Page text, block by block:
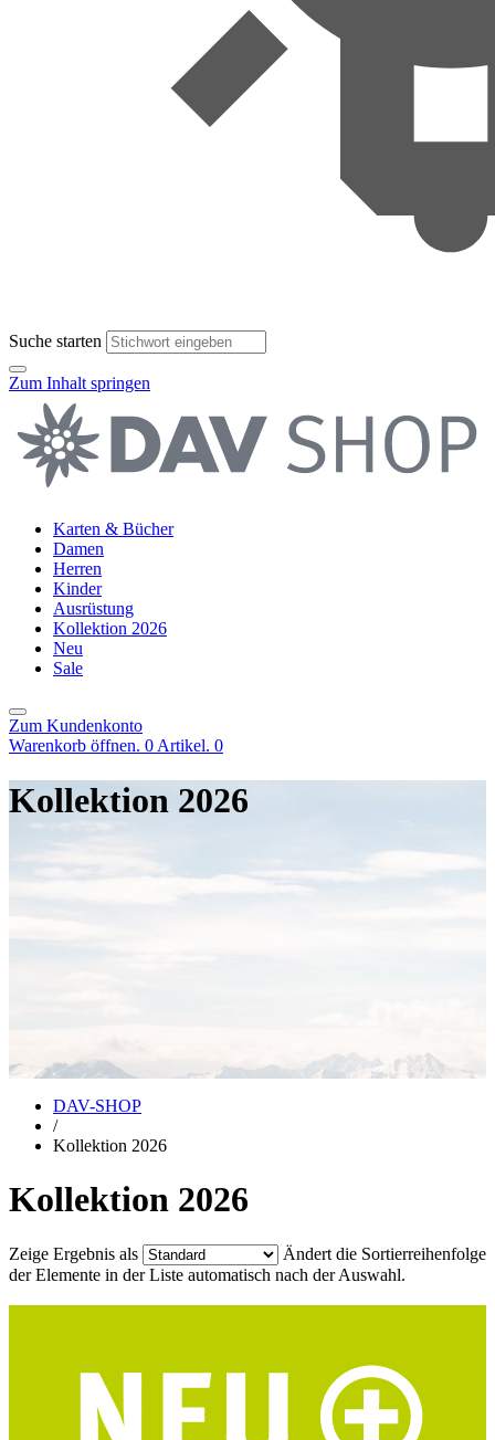
Suche starten
Zum Inhalt springen
Karten & Bücher
Damen
Herren
Kinder
Ausrüstung
Kollektion 2026
Neu
Sale
Zum Kundenkonto
Warenkorb öffnen. 0 Artikel. 0
Kollektion 2026
DAV-SHOP
/
Kollektion 2026
Kollektion 2026
Zeige Ergebnis als
Ändert die Sortierreihenfolge
der Elemente in der Liste automatisch nach der Auswahl.